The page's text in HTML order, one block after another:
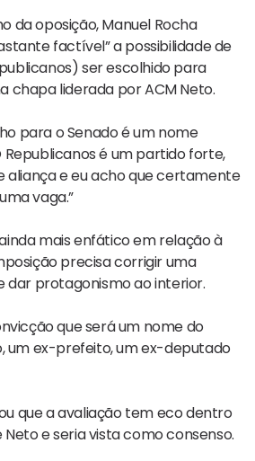
da oposição, Manuel Rocha
factível” a possibilidade de
ser escolhido para
chapa liderada por ACM Neto.
para o Senado é um nome
é um partido forte,
aliança e eu acho que certamente
vaga.”
mais enfático em relação à
precisa corrigir uma
dar protagonismo ao interior.
que será um nome do
um ex-prefeito, um ex-deputado
que a avaliação tem eco dentro
e seria vista como consenso.